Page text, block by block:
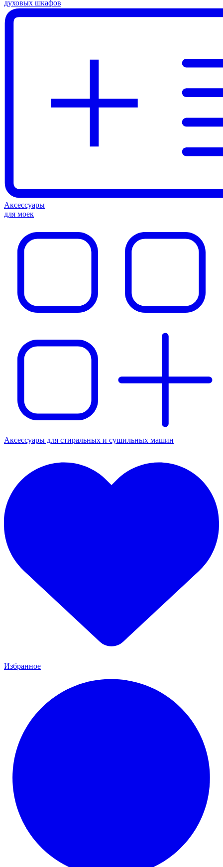
духовых шкафов
Аксессуары
для моек
Аксессуары для стиральных и сушильных машин
Избранное